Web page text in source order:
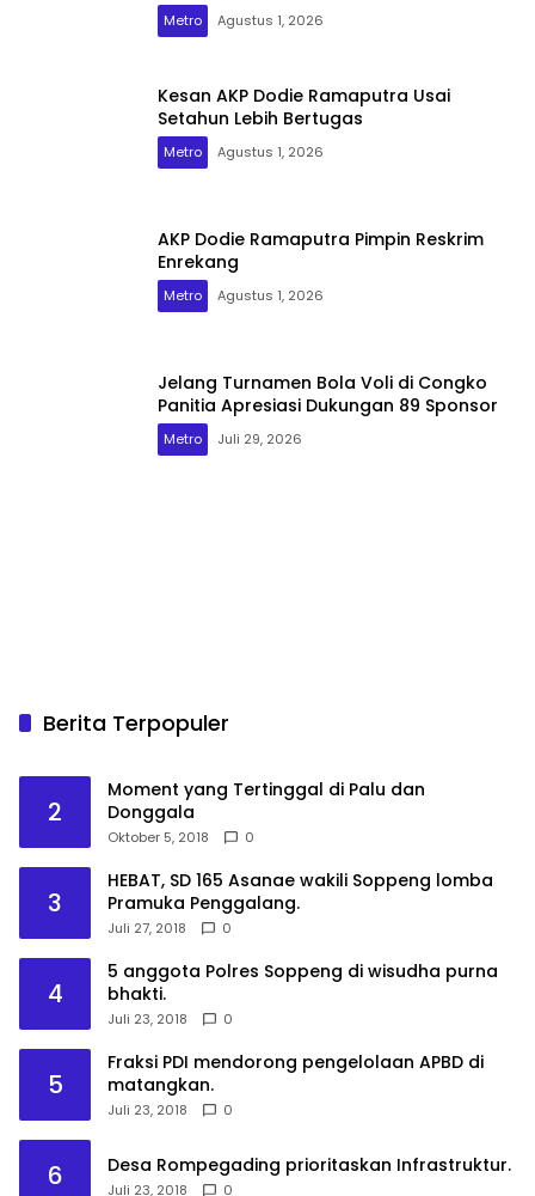
Metro Agustus 1, 2026
Kesan AKP Dodie Ramaputra Usai
Setahun Lebih Bertugas
Metro Agustus 1, 2026
AKP Dodie Ramaputra Pimpin Reskrim
Enrekang
Metro Agustus 1, 2026
Jelang Turnamen Bola Voli di Congko
Panitia Apresiasi Dukungan 89 Sponsor
Metro Juli 29, 2026
Berita Terpopuler
2
Moment yang Tertinggal di Palu dan
Donggala
Oktober 5, 2018 0
3
HEBAT, SD 165 Asanae wakili Soppeng lomba
Pramuka Penggalang.
Juli 27, 2018 0
4
5 anggota Polres Soppeng di wisudha purna
bhakti.
Juli 23, 2018 0
5
Fraksi PDI mendorong pengelolaan APBD di
matangkan.
Juli 23, 2018 0
6 Desa Rompegading prioritaskan Infrastruktur.
Juli 23, 2018 0